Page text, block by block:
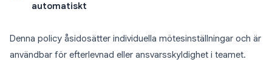
automatiskt
Denna policy åsidosätter individuella mötesinställningar och är
användbar för efterlevnad eller ansvarsskyldighet i teamet.